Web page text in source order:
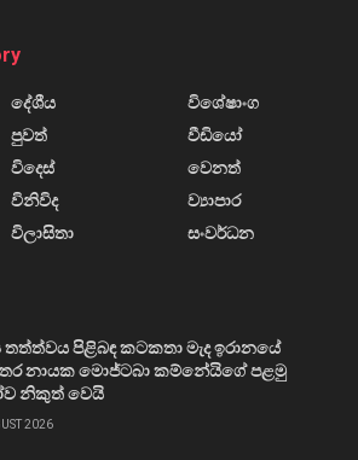
දේශීය
පුවත්
විදෙස්
විනිවිද
විලාසිතා
විශේෂාංග
වීඩියෝ
වෙනත්
ව්‍යාපාර
සංවර්ධන
පිළිබඳ කටකතා මැද ඉරානයේ
නායක මොජ්ටබා කම්නේයිගේ පළමු
නිකුත් වෙයි
2026